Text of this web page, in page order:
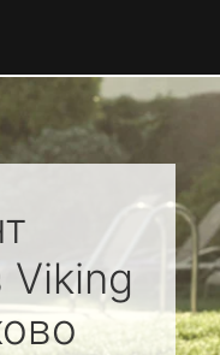
Viking